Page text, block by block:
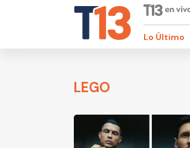
Lo Último
LEGO